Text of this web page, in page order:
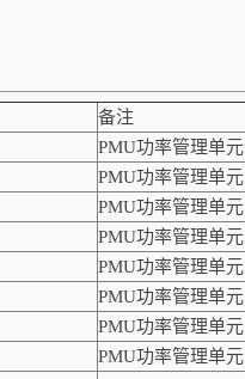
备注
PMU功率管理单元
PMU功率管理单元
PMU功率管理单元
PMU功率管理单元
PMU功率管理单元
PMU功率管理单元
PMU功率管理单元
PMU功率管理单元